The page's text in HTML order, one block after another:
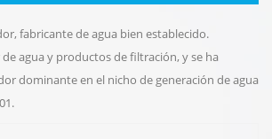
fabricante de agua bien establecido.
agua y productos de filtración, y se ha
dominante en el nicho de generación de agua